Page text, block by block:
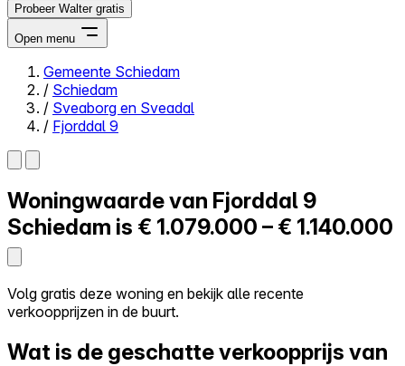
Probeer Walter gratis
Open menu
Close menu
Zelf kopen
Alles-in-één
Reviews
Log in
Probeer Walter gratis
Gemeente Schiedam
/ Schiedam
/ Sveaborg en Sveadal
/ Fjorddal 9
Woningwaarde van Fjorddal 9
Schiedam is € 1.079.000 – € 1.140.000
Volg gratis deze woning en bekijk alle recente
verkoopprijzen in de buurt.
Wat is de geschatte verkoopprijs van